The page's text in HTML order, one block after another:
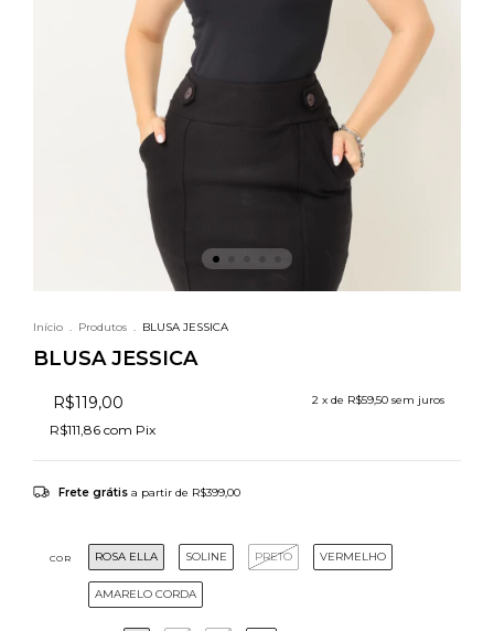
Início . Produtos . BLUSA JESSICA
BLUSA JESSICA
R$119,00 2 x de R$59,50 sem juros
R$111,86 com Pix
Frete grátis a partir de R$399,00
COR ROSA ELLA SOLINE PRETO VERMELHO
AMARELO CORDA